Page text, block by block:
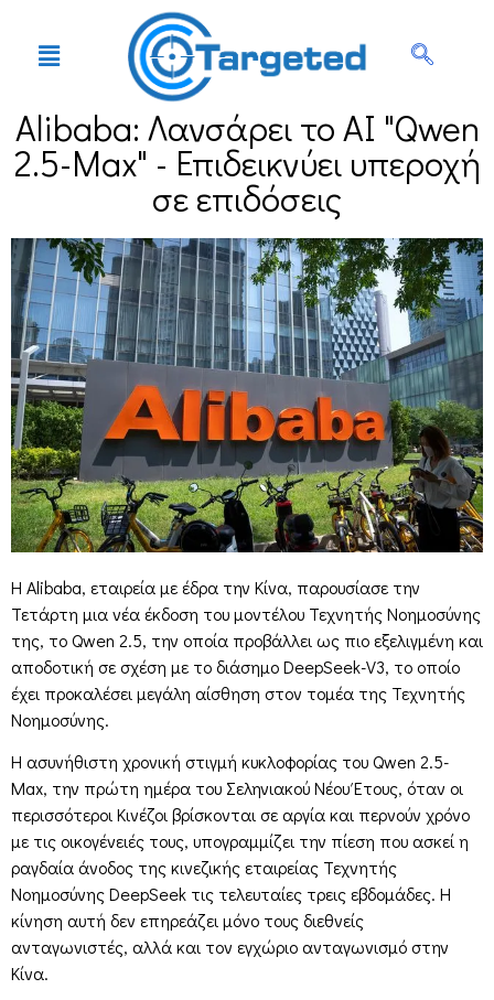
Alibaba: Λανσάρει το AI "Qwen
2.5-Max" - Επιδεικνύει υπεροχή
σε επιδόσεις
Η Alibaba, εταιρεία με έδρα την Κίνα, παρουσίασε την
Τετάρτη μια νέα έκδοση του μοντέλου Τεχνητής Νοημοσύνης
της, το Qwen 2.5, την οποία προβάλλει ως πιο εξελιγμένη και
αποδοτική σε σχέση με το διάσημο DeepSeek-V3, το οποίο
έχει προκαλέσει μεγάλη αίσθηση στον τομέα της Τεχνητής
Νοημοσύνης.
Η ασυνήθιστη χρονική στιγμή κυκλοφορίας του Qwen 2.5-
Max, την πρώτη ημέρα του Σεληνιακού Νέου Έτους, όταν οι
περισσότεροι Κινέζοι βρίσκονται σε αργία και περνούν χρόνο
με τις οικογένειές τους, υπογραμμίζει την πίεση που ασκεί η
ραγδαία άνοδος της κινεζικής εταιρείας Τεχνητής
Νοημοσύνης DeepSeek τις τελευταίες τρεις εβδομάδες. Η
κίνηση αυτή δεν επηρεάζει μόνο τους διεθνείς
ανταγωνιστές, αλλά και τον εγχώριο ανταγωνισμό στην
Κίνα.